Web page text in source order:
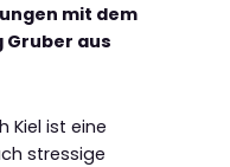
mit dem
Gruber aus
Kiel ist eine
stressige